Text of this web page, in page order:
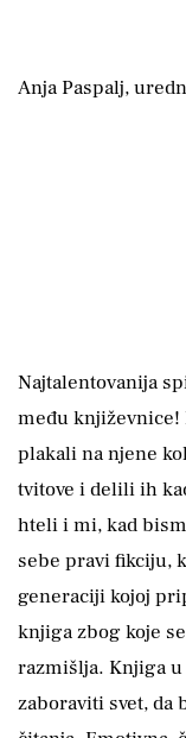
Anja Paspalj,
Najtalentovanija
među književnice!
plakali na njene
tvitove i delili ih
hteli i mi, kad
sebe pravi fikciju,
generaciji kojoj
knjiga zbog koje
razmišlja. Knjiga
zaboraviti svet, da